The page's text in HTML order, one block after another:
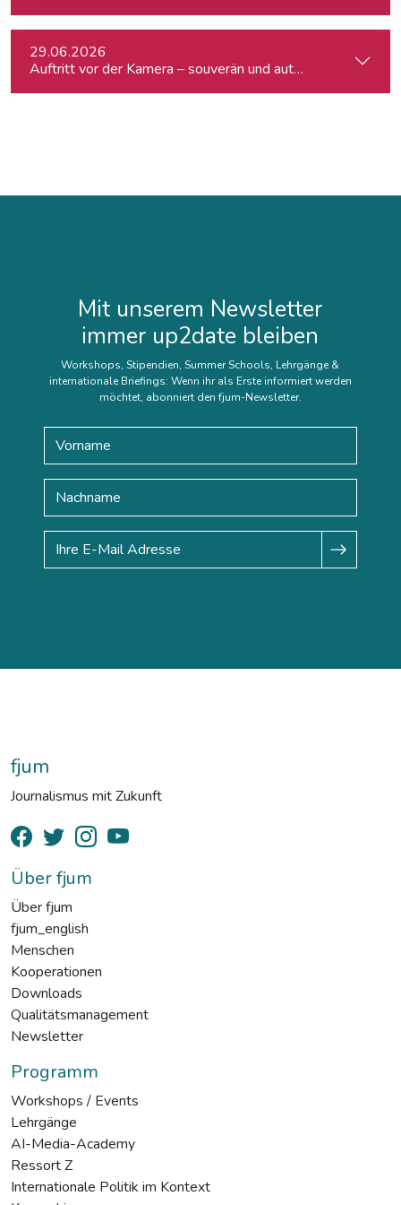
29.06.2026
Auftritt vor der Kamera – souverän und authentisch
Mit unserem Newsletter
immer up2date bleiben
Workshops, Stipendien, Summer Schools, Lehrgänge &
internationale Briefings: Wenn ihr als Erste informiert werden
möchtet, abonniert den fjum-Newsletter.
fjum
Journalismus mit Zukunft
Über fjum
Über fjum
fjum_english
Menschen
Kooperationen
Downloads
Qualitätsmanagement
Newsletter
Programm
Workshops / Events
Lehrgänge
AI-Media-Academy
Ressort Z
Internationale Politik im Kontext